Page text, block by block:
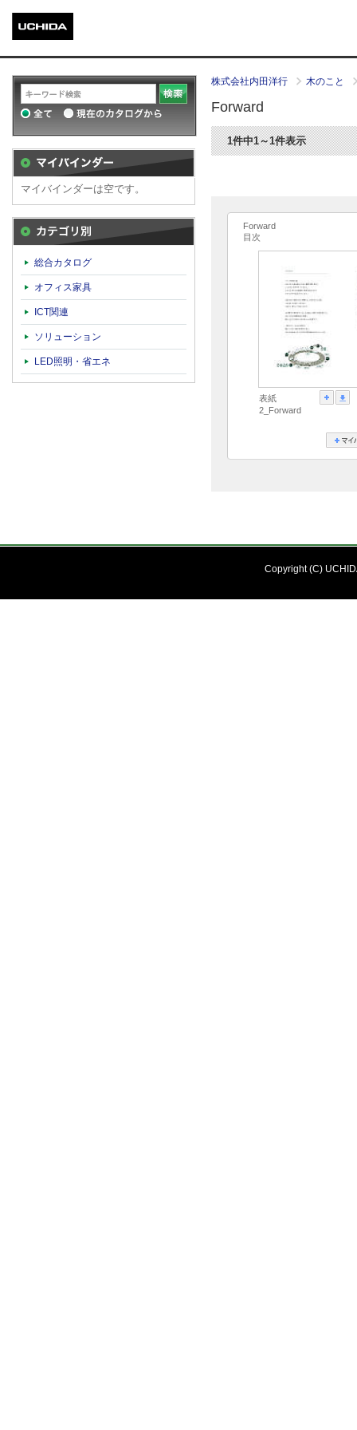
株式会社内田洋行 木のこと
Forward
1件中1～1件表示
Forward
目次
表紙
2_Forward
マイバインダーは空です。
総合カタログ
オフィス家具
ICT関連
ソリューション
LED照明・省エネ
Copyright (C)